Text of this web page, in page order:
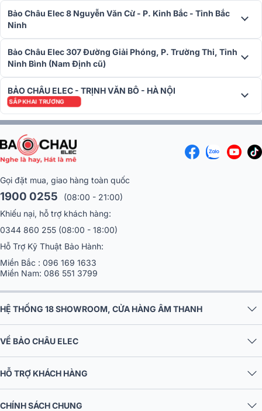
Bảo Châu Elec 8 Nguyễn Văn Cừ - P. Kinh Bắc - Tỉnh Bắc
Ninh
Bảo Châu Elec 307 Đường Giải Phóng, P. Trường Thi, Tỉnh
Ninh Bình (Nam Định cũ)
BẢO CHÂU ELEC - TRỊNH VĂN BÔ - HÀ NỘI
SẮP KHAI TRƯƠNG
Gọi đặt mua, giao hàng toàn quốc
1900 0255
(08:00 - 21:00)
Khiếu nại, hỗ trợ khách hàng:
0344 860 255 (08:00 - 18:00)
Hỗ Trợ Kỹ Thuật Bảo Hành:
Miền Bắc : 096 169 1633
Miền Nam: 086 551 3799
HỆ THỐNG 18 SHOWROOM, CỬA HÀNG ÂM THANH
VỀ BẢO CHÂU ELEC
HỖ TRỢ KHÁCH HÀNG
CHÍNH SÁCH CHUNG